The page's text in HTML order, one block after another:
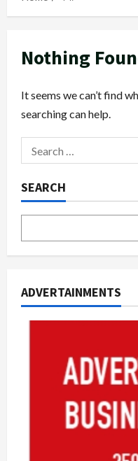
Nothing
It seems we can’t find
searching can help.
Search
for:
SEARCH
ADVERTAINMENTS